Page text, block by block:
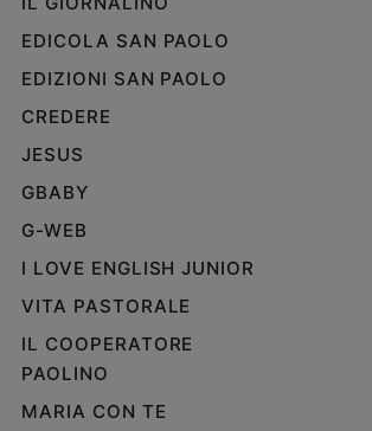
EDICOLA SAN PAOLO
EDIZIONI SAN PAOLO
CREDERE
JESUS
GBABY
G-WEB
I LOVE ENGLISH JUNIOR
VITA PASTORALE
IL COOPERATORE
PAOLINO
MARIA CON TE